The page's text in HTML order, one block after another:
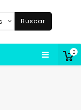
0
Buscar